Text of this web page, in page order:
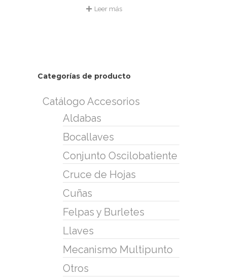
Leer más
Categorías de producto
Catálogo Accesorios
Aldabas
Bocallaves
Conjunto Oscilobatiente
Cruce de Hojas
Cuñas
Felpas y Burletes
Llaves
Mecanismo Multipunto
Otros